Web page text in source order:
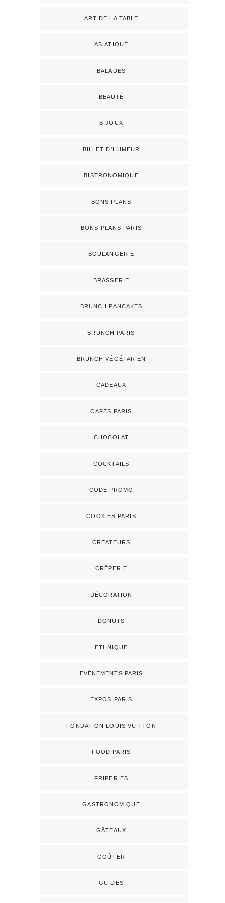
ART DE LA TABLE
ASIATIQUE
BALADES
BEAUTÉ
BIJOUX
BILLET D'HUMEUR
BISTRONOMIQUE
BONS PLANS
BONS PLANS PARIS
BOULANGERIE
BRASSERIE
BRUNCH PANCAKES
BRUNCH PARIS
BRUNCH VÉGÉTARIEN
CADEAUX
CAFÉS PARIS
CHOCOLAT
COCKTAILS
CODE PROMO
COOKIES PARIS
CRÉATEURS
CRÊPERIE
DÉCORATION
DONUTS
ETHNIQUE
EVÈNEMENTS PARIS
EXPOS PARIS
FONDATION LOUIS VUITTON
FOOD PARIS
FRIPERIES
GASTRONOMIQUE
GÂTEAUX
GOÛTER
GUIDES